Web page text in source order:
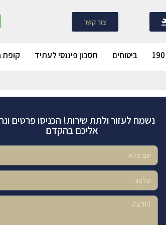
צור קשר
ביטוחים חסכון פיננסי לעתיד
נשמח לעזור ולתת שירות! הכניסו פרטים
אליכם בהקדם